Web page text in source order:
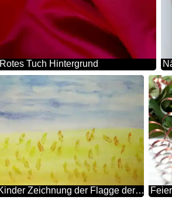
Rotes Tuch Hintergrund
Kinder Zeichnung der Flagge der Ukraine